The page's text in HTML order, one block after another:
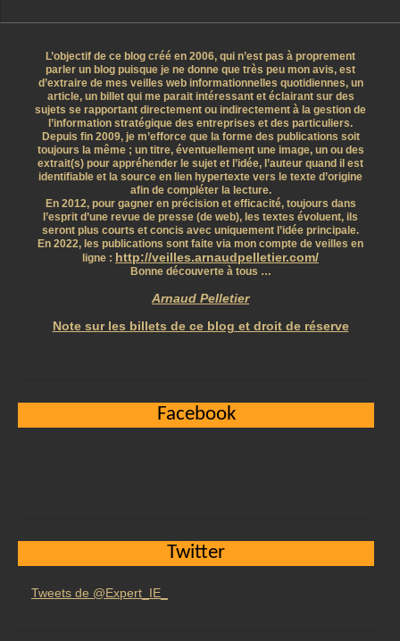
L’objectif de ce blog créé en 2006, qui n’est pas à proprement
parler un blog puisque je ne donne que très peu mon avis, est
d’extraire de mes veilles web informationnelles quotidiennes, un
article, un billet qui me parait intéressant et éclairant sur des
sujets se rapportant directement ou indirectement à la gestion de
l’information stratégique des entreprises et des particuliers.
Depuis fin 2009, je m’efforce que la forme des publications soit
toujours la même ; un titre, éventuellement une image, un ou des
extrait(s) pour appréhender le sujet et l’idée, l’auteur quand il est
identifiable et la source en lien hypertexte vers le texte d’origine
afin de compléter la lecture.
En 2012, pour gagner en précision et efficacité, toujours dans
l’esprit d’une revue de presse (de web), les textes évoluent, ils
seront plus courts et concis avec uniquement l’idée principale.
En 2022, les publications sont faite via mon compte de veilles en
ligne : http://veilles.arnaudpelletier.com/
Bonne découverte à tous …
Arnaud Pelletier
Note sur les billets de ce blog et droit de réserve
Facebook
Twitter
Tweets de @Expert_IE_